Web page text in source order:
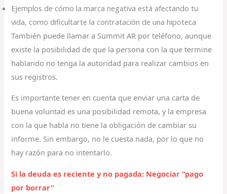
Ejemplos de cómo la marca negativa está afectando tu
vida, como dificultarte la contratación de una hipoteca
También puede llamar a Summit AR por teléfono, aunque
existe la posibilidad de que la persona con la que termine
hablando no tenga la autoridad para realizar cambios en
sus registros.
Es importante tener en cuenta que enviar una carta de
buena voluntad es una posibilidad remota, y la empresa
con la que habla no tiene la obligación de cambiar su
informe. Sin embargo, no le cuesta nada, por lo que no
hay razón para no intentarlo.
Si la deuda es reciente y no pagada: Negociar “pago
por borrar”